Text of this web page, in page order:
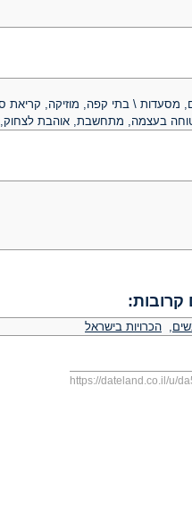
מסעדות \ בתי קפה, מוזיקה, קריאת
בעצמה, מתחשבת, אוהבת לצחוק,
, הכרויות בישראל
https://dateland.co.il/u/